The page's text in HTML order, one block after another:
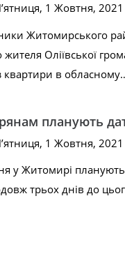
1 Жовтня, 2021
Житомирського
жителя Оліївської
квартири в
планують
1 Жовтня, 2021
у Житомирі
трьох днів до